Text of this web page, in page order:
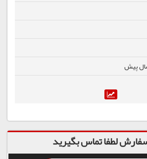
لطفا تماس بگیرید